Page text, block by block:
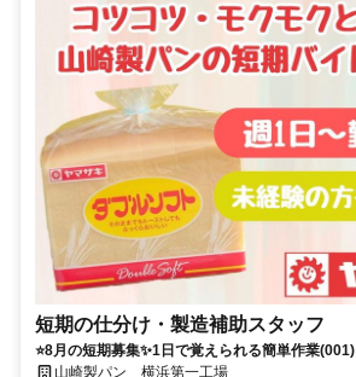
短期の仕分け・製造補助スタッフ
⭐8月の短期募集✨1日で覚えられる簡単作業(001)
山崎製パン 横浜第一工場